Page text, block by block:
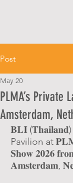
Post
PLMA’s Private
Amsterdam,
May 20
𝐁𝐋𝐈
Pavilion at
𝐒𝐡𝐨𝐰 𝟐𝟎𝟐𝟔
𝐀𝐦𝐬𝐭𝐞𝐫𝐝𝐚𝐦,